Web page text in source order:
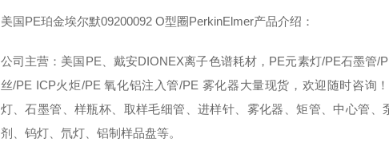
美国PE珀金埃尔默09200092 O型圈PerkinElmer产品介绍：
公司主营：美国PE、戴安DIONEX离子色谱耗材，PE元素灯/PE石墨管
丝/PE ICP火炬/PE 氧化铝注入管/PE 雾化器大量现货，欢迎随时咨询
灯、石墨管、样瓶杯、取样毛细管、进样针、雾化器、矩管、中心管
剂、钨灯、氘灯、铝制样品盘等。